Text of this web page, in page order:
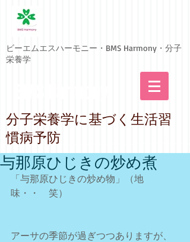
ビーエムエスハーモニー・BMS Harmony・分子
栄養学
​分子栄養学に基づく生活習
慣病予防
与那原ひじきの炒め煮
「与那原ひじきの炒め物」（地
味・・　笑）
アーサの季節が過ぎつつありますが、